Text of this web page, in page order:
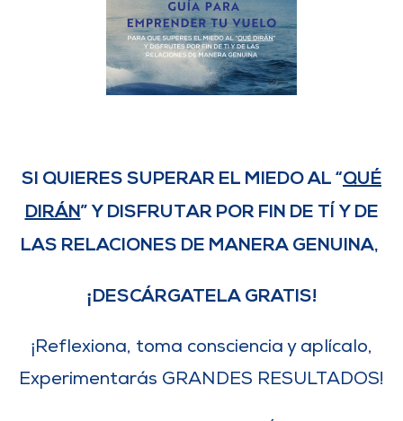
SI QUIERES SUPERAR EL MIEDO AL “QUÉ
DIRÁN” Y DISFRUTAR POR FIN DE TÍ Y DE
LAS RELACIONES DE MANERA GENUINA,
¡DESCÁRGATELA GRATIS!
¡Reflexiona, toma consciencia y aplícalo,
Experimentarás GRANDES RESULTADOS!